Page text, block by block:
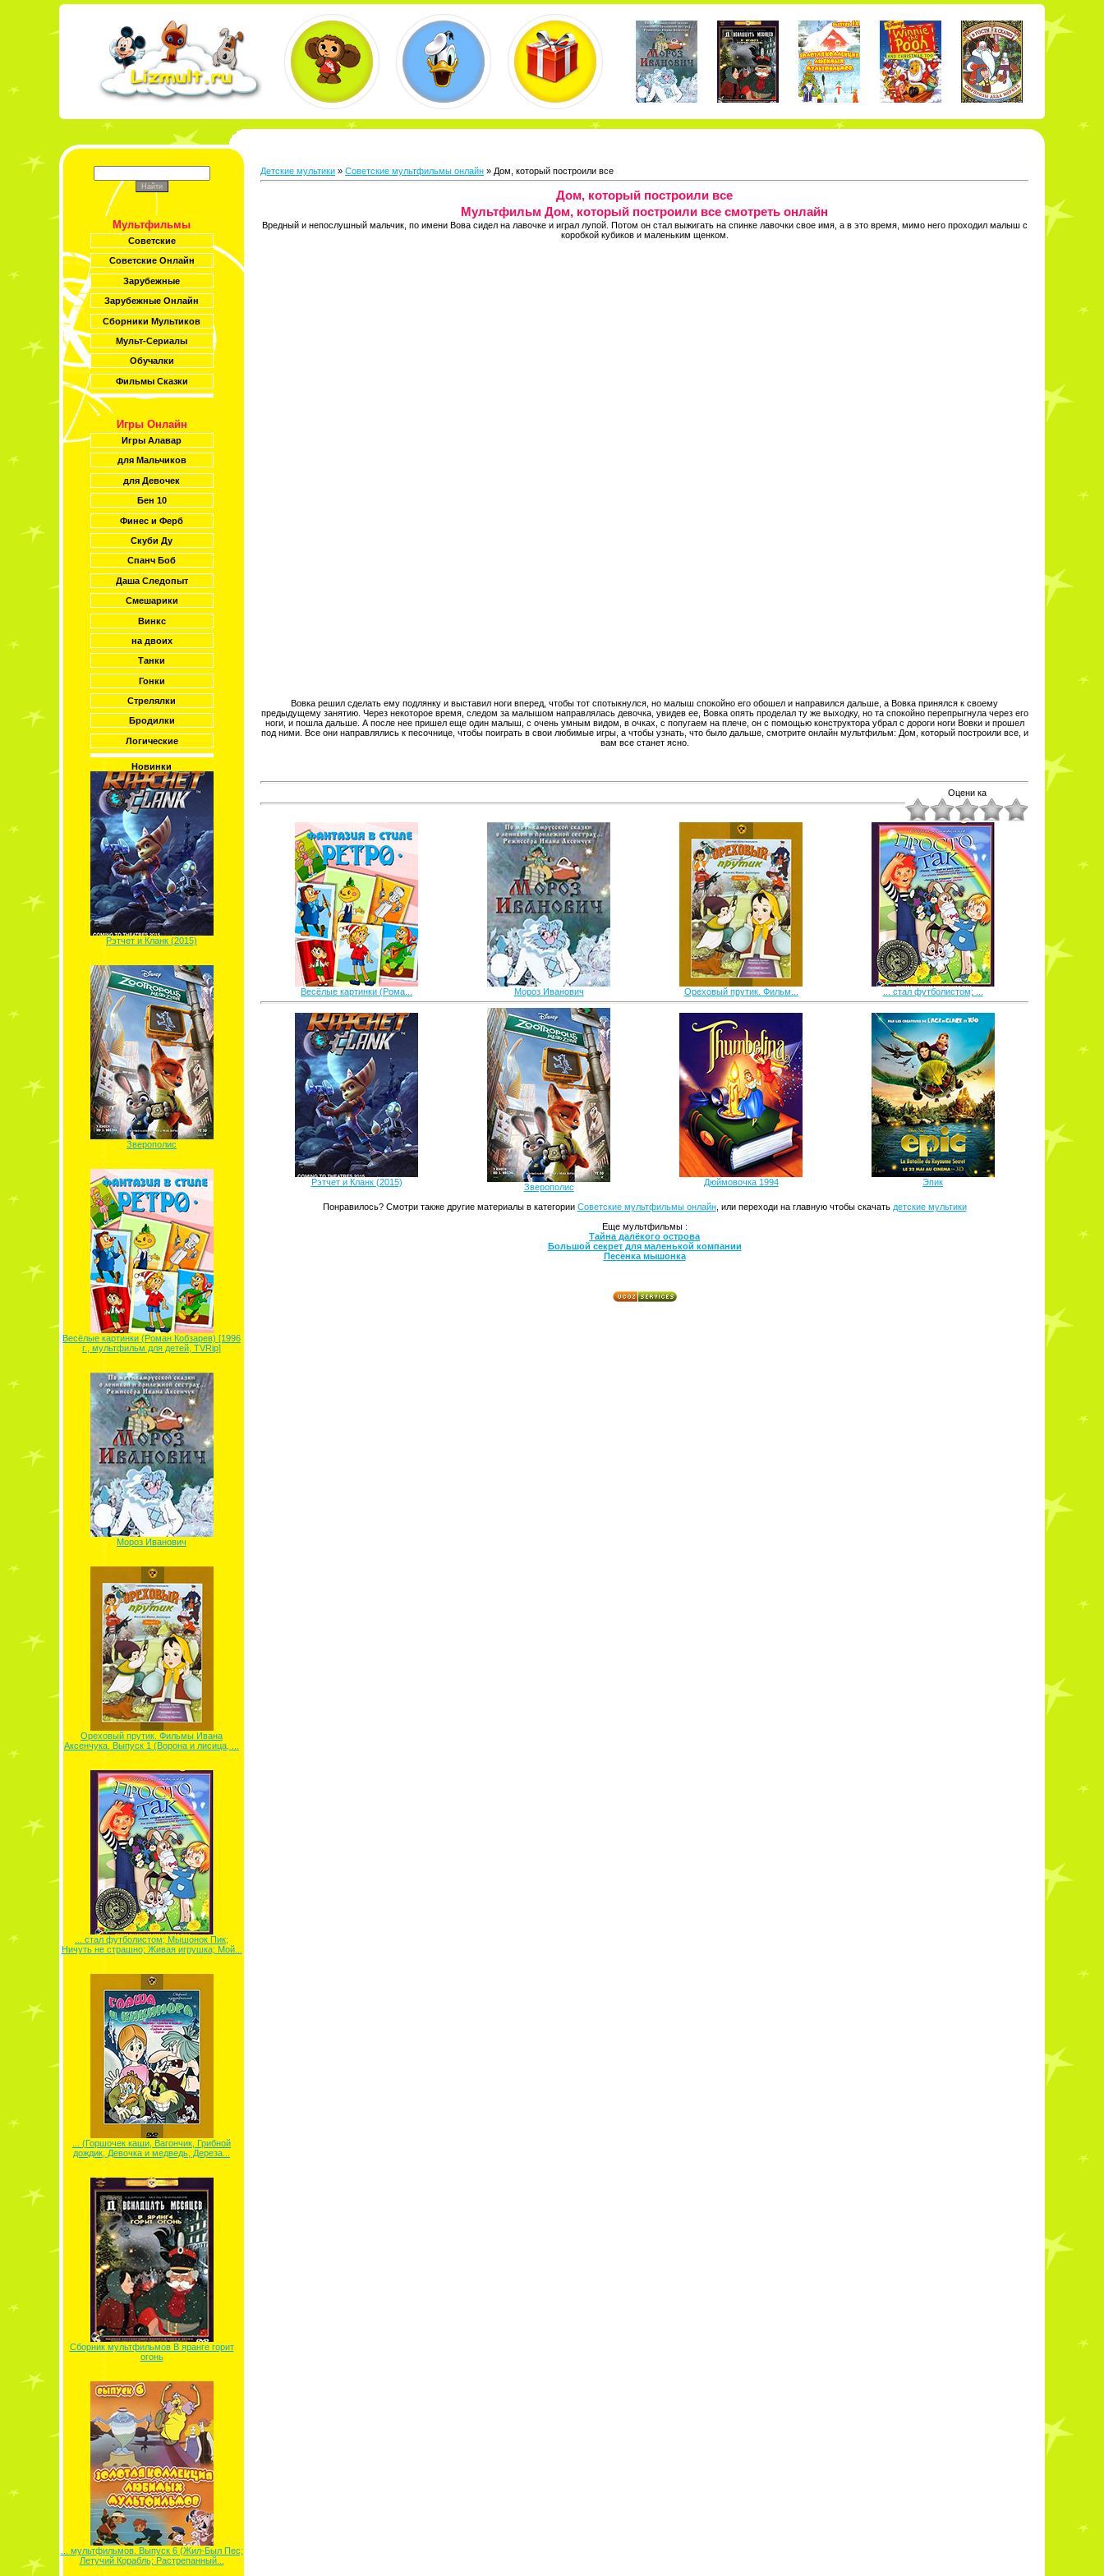
Мультфильмы
Советские
Советские Онлайн
Зарубежные
Зарубежные Онлайн
Сборники Мультиков
Мульт-Сериалы
Обучалки
Фильмы Сказки
Игры Онлайн
Игры Алавар
для Мальчиков
для Девочек
Бен 10
Финес и Ферб
Скуби Ду
Спанч Боб
Даша Следопыт
Смешарики
Винкс
на двоих
Танки
Гонки
Стрелялки
Бродилки
Логические
Новинки
Рэтчет и Кланк (2015)
Зверополис
Весёлые картинки (Роман Кобзарев) [1996
г., мультфильм для детей, TVRip]
Мороз Иванович
Ореховый прутик. Фильмы Ивана
Аксенчука. Выпуск 1 (Ворона и лисица, ...
... стал футболистом; Мышонок Пик;
Ничуть не страшно; Живая игрушка; Мой...
... (Горшочек каши, Вагончик, Грибной
дождик, Девочка и медведь, Дереза...
Сборник мультфильмов В яранге горит
огонь
... мультфильмов. Выпуск 6 (Жил-Был Пес;
Летучий Корабль; Растрепанный...
Детские мультики » Советские мультфильмы онлайн » Дом, который построили все
Дом, который построили все
Мультфильм Дом, который построили все смотреть онлайн
Вредный и непослушный мальчик, по имени Вова сидел на лавочке и играл лупой. Потом он стал выжигать на спинке лавочки свое имя, а в это время, мимо него проходил малыш с
коробкой кубиков и маленьким щенком.
Вовка решил сделать ему подлянку и выставил ноги вперед, чтобы тот спотыкнулся, но малыш спокойно его обошел и направился дальше, а Вовка принялся к своему
предыдущему занятию. Через некоторое время, следом за малышом направлялась девочка, увидев ее, Вовка опять проделал ту же выходку, но та спокойно перепрыгнула через его
ноги, и пошла дальше. А после нее пришел еще один малыш, с очень умным видом, в очках, с попугаем на плече, он с помощью конструктора убрал с дороги ноги Вовки и прошел
под ними. Все они направлялись к песочнице, чтобы поиграть в свои любимые игры, а чтобы узнать, что было дальше, смотрите онлайн мультфильм: Дом, который построили все, и
вам все станет ясно.
Оцени ка
Весёлые картинки (Рома... Мороз Иванович Ореховый прутик. Фильм... ... стал футболистом; ...
Рэтчет и Кланк (2015) Зверополис Дюймовочка 1994 Эпик
Понравилось? Смотри также другие материалы в категории Советские мультфильмы онлайн, или переходи на главную чтобы скачать детские мультики
Еще мультфильмы :
Тайна далёкого острова
Большой секрет для маленькой компании
Песенка мышонка